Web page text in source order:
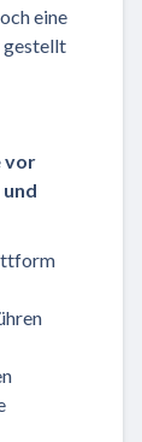
eine
gestellt
vor